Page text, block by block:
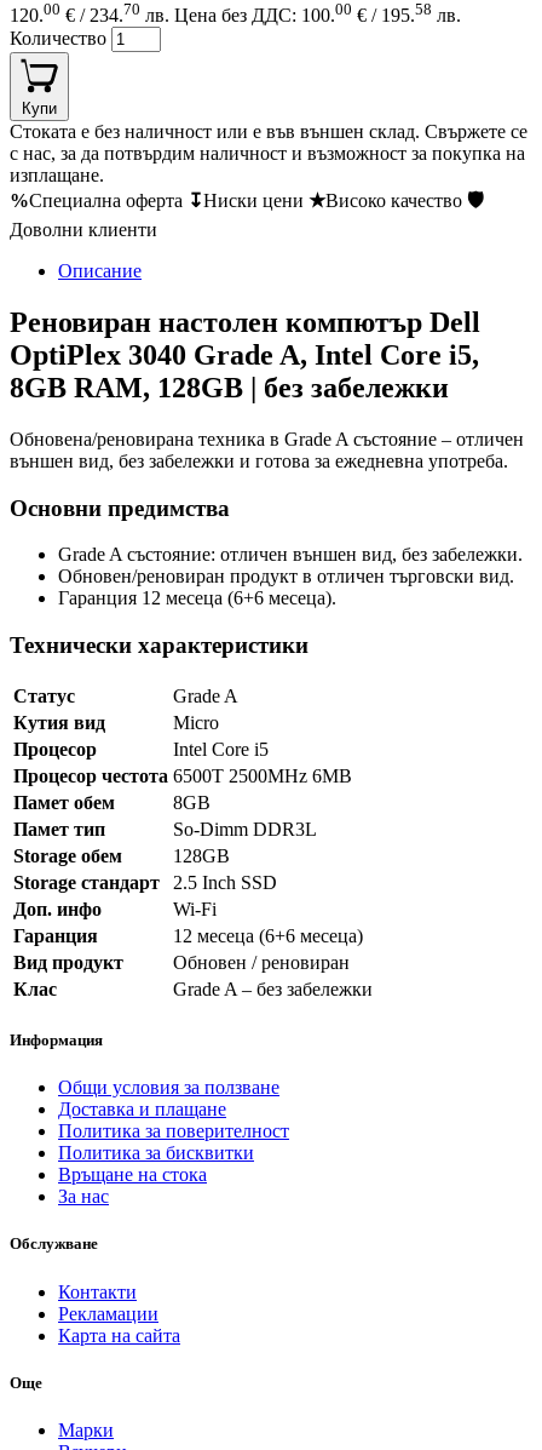
120.00 € / 234.70 лв. Цена без ДДС: 100.00 € / 195.58 лв.
Количество
Купи
Стоката е без наличност или е във външен склад. Свържете се
с нас, за да потвърдим наличност и възможност за покупка на
изплащане.
%Специална оферта ↧Ниски цени ★Високо качество 🛡
Доволни клиенти
Описание
Реновиран настолен компютър Dell
OptiPlex 3040 Grade A, Intel Core i5,
8GB RAM, 128GB | без забележки
Обновена/реновирана техника в Grade A състояние – отличен
външен вид, без забележки и готова за ежедневна употреба.
Основни предимства
Grade A състояние: отличен външен вид, без забележки.
Обновен/реновиран продукт в отличен търговски вид.
Гаранция 12 месеца (6+6 месеца).
Технически характеристики
Статус
Grade A
Кутия вид
Micro
Процесор
Intel Core i5
Процесор честота 6500T 2500MHz 6MB
Памет обем
8GB
Памет тип
So-Dimm DDR3L
Storage обем
128GB
Storage стандарт
2.5 Inch SSD
Доп. инфо
Wi-Fi
Гаранция
12 месеца (6+6 месеца)
Вид продукт
Обновен / реновиран
Клас
Grade A – без забележки
Информация
Общи условия за ползване
Доставка и плащане
Политика за поверителност
Политика за бисквитки
Връщане на стока
За нас
Обслужване
Контакти
Рекламации
Карта на сайта
Още
Марки